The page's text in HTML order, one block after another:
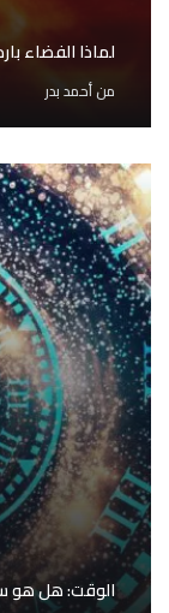
لماذا الفضاء
منأحمد بدر
الوقت: هل هو